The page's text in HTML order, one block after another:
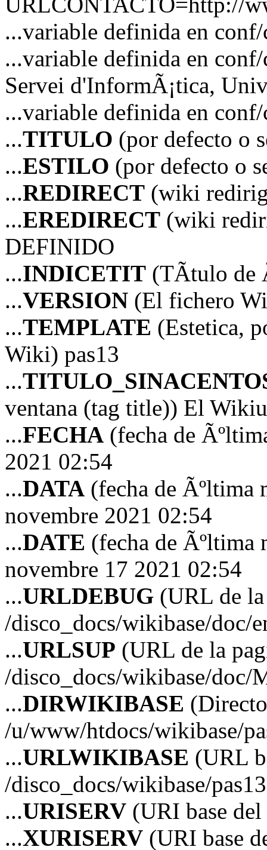
...variable definida en
...variable definida en
Servei d'InformÃ¡tica,
...variable definida en
...TITULO (por defecto o
...ESTILO (por defecto o
...REDIRECT (wiki
...EREDIRECT (wiki
DEFINIDO
...INDICETIT (TÃ­tulo de
...VERSION (El fichero
...TEMPLATE (Estetica,
Wiki) pas13
...
ventana (tag title)) El
...FECHA (fecha de
2021 02:54
...DATA (fecha de Ãºltima
novembre 2021 02:54
...DATE (fecha de
novembre 17 2021 02:54
...URLDEBUG (URL de
/disco_docs/wikibase/doc/
...URLSUP (URL de la
/disco_docs/wikibase/doc/
...DIRWIKIBASE
/u/www/htdocs/wikibase/
...URLWIKIBASE (URL
/disco_docs/wikibase/pas13
...URISERV (URI base
...XURISERV (URI base